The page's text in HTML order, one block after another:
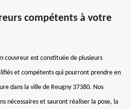
compétents à votre
couvreur est constituée de plusieurs
et compétents qui pourront prendre en
dans la ville de Reugny 37380. Nos
nécessaires et sauront réaliser la pose, la